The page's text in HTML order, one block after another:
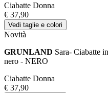
Ciabatte Donna
€ 37,90
Vedi taglie e colori
Novità
GRUNLAND Sara- Ciabatte
nero - NERO
Ciabatte Donna
€ 37,90